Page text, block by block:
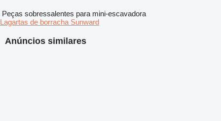
Anúncios similares
Peças sobressalentes para mini-escavadora
Lagartas de borracha Sunward